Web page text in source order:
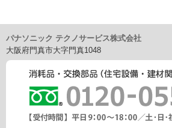
パナソニック テクノサービス株式会社
大阪府門真市大字門真1048